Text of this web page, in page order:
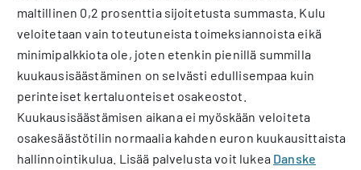
maltillinen 0,2 prosenttia sijoitetusta summasta. Kulu
veloitetaan vain toteutuneista toimeksiannoista eikä
minimipalkkiota ole, joten etenkin pienillä summilla
kuukausisäästäminen on selvästi edullisempaa kuin
perinteiset kertaluonteiset osakeostot.
Kuukausisäästämisen aikana ei myöskään veloiteta
osakesäästötilin normaalia kahden euron kuukausittaista
hallinnointikulua. Lisää palvelusta voit lukea Danske